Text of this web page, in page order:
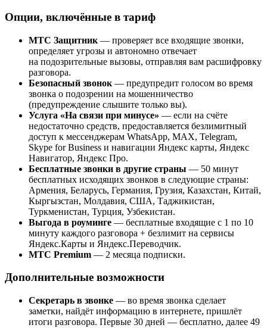
Опции, включённые в тариф
МТС Защитник — проверяет все входящие звонки,
определяет угрозы и автономно отвечает
на подозрительные вызовы, отправляя вам расшифровку
разговора.
Безопасный звонок — предупредит голосом во время
звонка о подозрении на мошенничество
(предупреждение слышите только вы).
Услуга «На связи при минусе» — если на счёте
недостаточно средств, предоставляется безлимитный
доступ к мессенджерам WhatsApp, МАХ, Telegram,
Skype for Business и навигации Яндекс карты, Яндекс
Навигатор, Яндекс Про.
Бесплатные звонки в другие страны — 50 минут
бесплатных исходящих звонков в следующие страны:
Армения, Беларусь, Германия, Грузия, Казахстан, Китай,
Кыргызстан, Молдавия, США, Таджикистан,
Туркменистан, Турция, Узбекистан.
Выгода в роуминге — бесплатные входящие с 1 по 10
минуту каждого разговора + безлимит на сервисы
Яндекс.Карты и Яндекс.Переводчик.
МТС Premium — 2 месяца подписки.
Дополнительные возможности
Секретарь в звонке — во время звонка сделает
заметки, найдёт информацию в интернете, пришлёт
итоги разговора. Первые 30 дней — бесплатно, далее 49